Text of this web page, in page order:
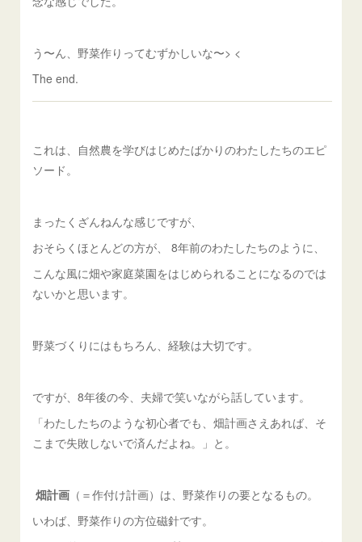
う〜ん、野菜作りってむずかしいな〜> <
The end.
これは、自然農を学びはじめたばかりのわたしたちのエピ
ソード。
まったくざんねんな感じですが、
おそらくほとんどの方が、 8年前のわたしたちのように、
こんな風に畑や家庭菜園をはじめられることになるのでは
ないかと思います。
野菜づくりにはもちろん、経験は大切です。
ですが、8年後の今、夫婦で笑いながら話しています。
「わたしたちのような初心者でも、畑計画さえあれば、そ
こまで失敗しないで済んだよね。」と。
畑計画 （＝作付け計画）は、野菜作りの要となるもの。
いわば、野菜作りの方位磁針です。